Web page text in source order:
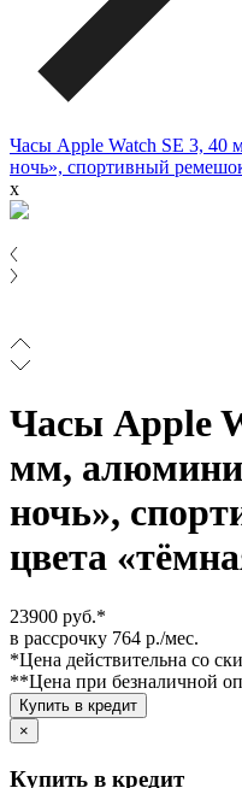
Часы Apple Watch SE 3, 40
ночь», спортивный
x
Часы Apple
мм,
ночь»,
цвета
23900 руб.*
в рассрочку 764 р./мес.
*Цена действительна со
**Цена при безналичной
Купить в кредит
×
Купить в кредит